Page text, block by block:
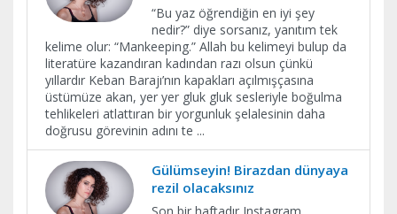
“Bu yaz öğrendiğin en iyi şey
nedir?” diye sorsanız, yanıtım tek
kelime olur: “Mankeeping.” Allah bu kelimeyi bulup da
literatüre kazandıran kadından razı olsun çünkü
yıllardır Keban Barajı’nın kapakları açılmışçasına
üstümüze akan, yer yer gluk gluk sesleriyle boğulma
tehlikeleri atlattıran bir yorgunluk şelalesinin daha
doğrusu görevinin adını te ...
Gülümseyin! Birazdan dünyaya
rezil olacaksınız